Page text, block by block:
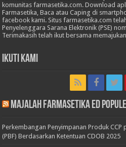
komunitas farmasetika.com. Download
Farmasetika, Baca atau Caping di
facebook kami. Situs farmasetika.com
Penyelenggara Sarana Elektronik (PSE)
Terimakasih telah ikut bersama
Ikuti Kami
Majalah Farmasetika Ed
Perkembangan Penyimpanan Produk CCP
(PBF) Berdasarkan Ketentuan CDOB 2025